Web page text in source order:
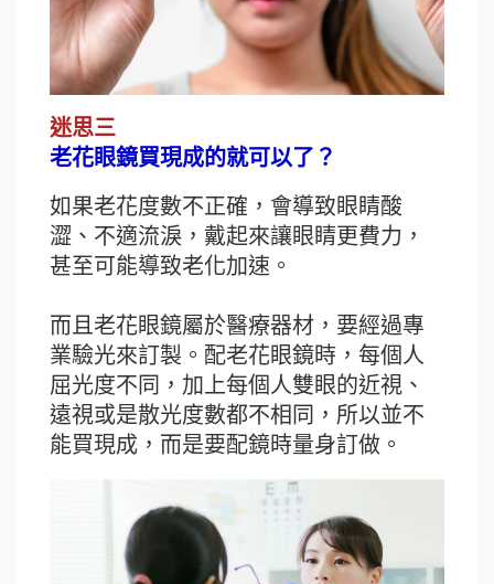
迷思三
老花眼鏡買現成的就可以了？
如果老花度數不正確，會導致眼睛酸
澀、不適流淚，戴起來讓眼睛更費力，
甚至可能導致老化加速。
而且老花眼鏡屬於醫療器材，要經過專
業驗光來訂製。配老花眼鏡時，每個人
屈光度不同，加上每個人雙眼的近視、
遠視或是散光度數都不相同，所以並不
能買現成，而是要配鏡時量身訂做。